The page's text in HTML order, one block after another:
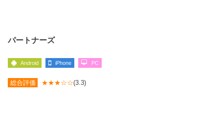
パートナーズ
Android iPhone PC
総合評価 ★★★☆☆(3.3)